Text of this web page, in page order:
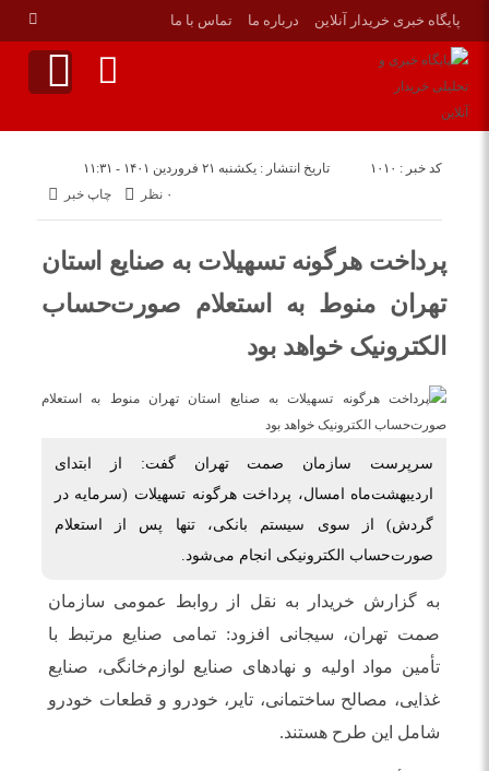
پایگاه خبری خریدار آنلاین درباره ما تماس با ما
کد خبر : ۱۰۱۰
تاریخ انتشار : یکشنبه ۲۱ فروردین ۱۴۰۱ - ۱۱:۳۱
چاپ خبر
۰ نظر
پرداخت هرگونه تسهیلات به صنایع استان
تهران منوط به استعلام صورت‌حساب
الکترونیک خواهد بود
سرپرست سازمان صمت تهران گفت: از ابتدای
اردیبهشت‌ماه امسال، پرداخت هرگونه تسهیلات (سرمایه در
گردش) از سوی سیستم بانکی، تنها پس از استعلام
صورت‌حساب الکترونیکی انجام می‌شود.
به گزارش خریدار به نقل از روابط عمومی سازمان
صمت تهران، سیجانی افزود: تمامی صنایع مرتبط با
تأمین مواد اولیه و نهادهای صنایع لوازم‌خانگی، صنایع
غذایی، مصالح ساختمانی، تایر، خودرو و قطعات خودرو
شامل این طرح هستند.